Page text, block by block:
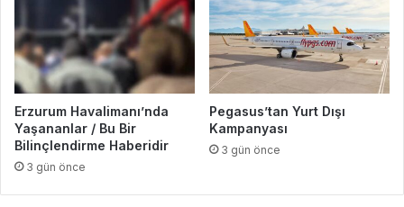
Erzurum Havalimanı’nda
Yaşananlar / Bu Bir
Bilinçlendirme Haberidir
3 gün önce
Pegasus’tan Yurt Dışı
Kampanyası
3 gün önce